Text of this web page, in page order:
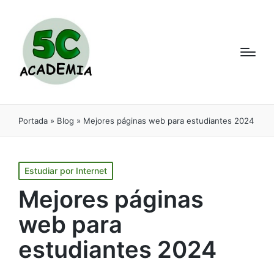
Portada » Blog » Mejores páginas web para estudiantes 2024
Estudiar por Internet
Mejores páginas
web para
estudiantes 2024